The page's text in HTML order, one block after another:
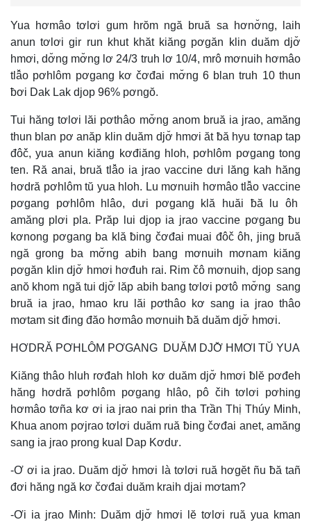
Yua hơmâo tơlơi gum hrŏm ngă bruă sa hơnơ̆ng, laih
anun tơlơi gir run khut khăt kiăng pơgăn klin duăm djơ̆
hmơi, dơ̆ng mơ̆ng lơ 24/3 truh lơ 10/4, mrô mơnuih hơmâo
tlâ̆o pơhlôm pơgang kơ čơđai mơ̆ng 6 blan truh 10 thun
ƀơi Dak Lak djop 96% pơngŏ.
Tui hăng tơlơi lăi pơthâo mơ̆ng anom bruă ia jrao, amăng
thun blan pơ anăp klin duăm djơ̆ hmơi ăt ƀă hyu tơnap tap
đôč, yua anun kiăng kơđiăng hloh, pơhlôm pơgang tong
ten. Ră anai, bruă tlâ̆o ia jrao vaccine dưi lăng kah hăng
hơdră pơhlôm tŭ yua hloh. Lu mơnuih hơmâo tlâ̆o vaccine
pơgang pơhlôm hlâo, dưi pơgang klă huăi ƀă lu ôh
amăng plơi pla. Prăp lui djop ia jrao vaccine pơgang ƀu
kơnong pơgang ba klă ƀing čơđai muai đôč ôh, jing bruă
ngă grong ba mơ̆ng abih bang mơnuih mơnam kiăng
pơgăn klin djơ̆ hmơi hơđuh rai. Rim čô mơnuih, djop sang
anŏ khom ngă tui djơ̆ lăp abih bang tơlơi pơtô mơ̆ng sang
bruă ia jrao, hmao kru lăi pơthâo kơ sang ia jrao thâo
mơtam sit đing đăo hơmâo mơnuih ƀă duăm djơ̆ hmơi.
HƠDRĂ PƠHLÔM PƠGANG DUĂM DJƠ̆ HMƠI TŬ YUA
Kiăng thâo hluh rơđah hloh kơ duăm djơ̆ hmơi ƀlĕ pơđeh
hăng hơdră pơhlôm pơgang hlâo, pô čih tơlơi pơhing
hơmâo tơña kơ ơi ia jrao nai prin tha Trần Thị Thúy Minh,
Khua anom pơjrao tơlơi duăm ruă ƀing čơđai anet, amăng
sang ia jrao prong kual Dap Kơdư.
-Ơ ơi ia jrao. Duăm djơ̆ hmơi là tơlơi ruă hơgĕt ñu ƀă tañ
đơi hăng ngă kơ čơđai duăm kraih djai mơtam?
-Ơi ia jrao Minh: Duăm djơ̆ hmơi lĕ tơlơi ruă yua kman